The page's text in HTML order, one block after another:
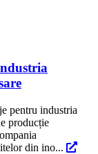
pentru industria
producție
din ino...